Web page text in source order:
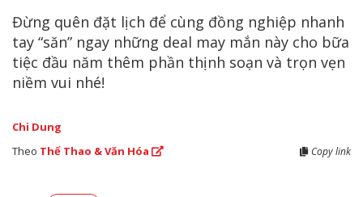
Đừng quên đặt lịch để cùng đồng nghiệp nhanh
tay “săn” ngay những deal may mắn này cho bữa
tiệc đầu năm thêm phần thịnh soạn và trọn vẹn
niềm vui nhé!
Chi Dung
Theo Thể Thao & Văn Hóa Copy link